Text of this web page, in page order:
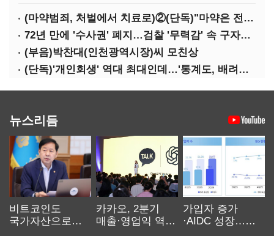
(마약범죄, 처벌에서 치료로)②(단독)"마약은 전염병…여성 맞춤형 재활과정 개발 중"
72년 만에 '수사권' 폐지…검찰 '무력감' 속 구자현 사의
(부음)박찬대(인천광역시장)씨 모친상
(단독)'개인회생' 역대 최대인데…'통계도, 배려도' 없는 사법부
뉴스리듬
비트코인도
국가자산으로…'
카카오, 2분기
매출·영업익 역대
가입자 증가
·AIDC 성장…